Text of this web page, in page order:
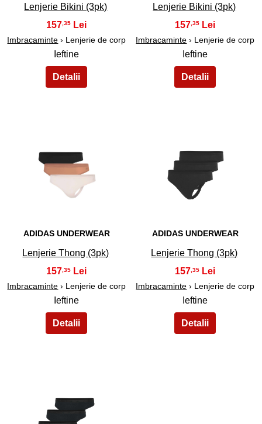
Lenjerie Bikini (3pk)
157,35
Imbracaminte › Lenjerie de corp
Ieftine
Lenjerie Bikini (3pk)
157,35
Imbracaminte › Lenjerie de corp
Ieftine
ADIDAS UNDERWEAR
Lenjerie Thong (3pk)
157 ,35
Imbracaminte › Lenjerie de corp
Ieftine
ADIDAS UNDERWEAR
Lenjerie Thong (3pk)
157 ,35
Imbracaminte › Lenjerie de corp
Ieftine